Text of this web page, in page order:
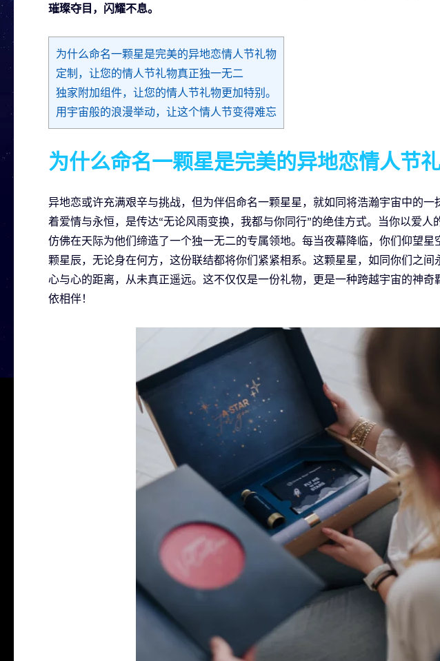
璀璨夺目，闪耀不息。
为什么命名一颗星是完美的异地恋情人节礼物
定制，让您的情人节礼物真正独一无二
独家附加组件，让您的情人节礼物更加特别。
用宇宙般的浪漫举动，让这个情人节变得难忘
为什么命名一颗星是完美的异地恋情人节
异地恋或许充满艰辛与挑战，但为伴侣命名一颗星星，就如同将浩瀚宇宙中的一
着爱情与永恒，是传达“无论风雨变换，我都与你同行”的绝佳方式。当你以爱人
仿佛在天际为他们缔造了一个独一无二的专属领地。每当夜幕降临，你们仰望星
颗星辰，无论身在何方，这份联结都将你们紧紧相系。这颗星星，如同你们之间
心与心的距离，从未真正遥远。这不仅仅是一份礼物，更是一种跨越宇宙的神奇
依相伴！